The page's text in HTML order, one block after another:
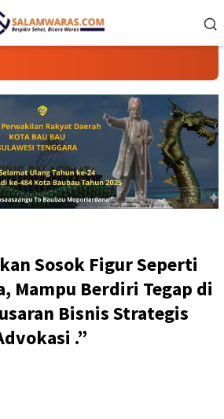
Sosok Figur Seperti
Mampu Berdiri Tegap di
Bisnis Strategis
.”